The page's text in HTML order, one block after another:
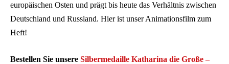
europäischen Osten und prägt bis heute das Verhältnis zwischen
Deutschland und Russland. Hier ist unser Animationsfilm zum
Heft!
Bestellen Sie unsere Silbermedaille Katharina die Große –